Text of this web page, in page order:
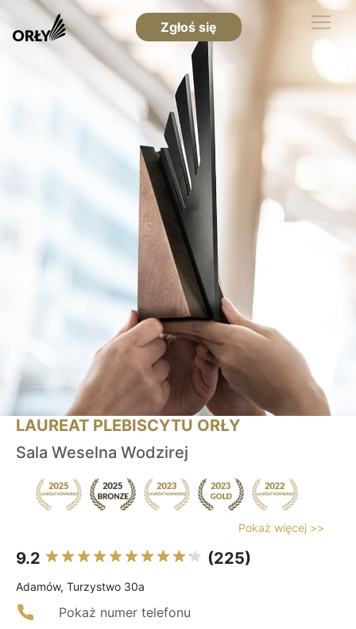
Zgłoś się
LAUREAT PLEBISCYTU ORŁY
Sala Weselna Wodzirej
Pokaż więcej >>
9.2 (225)
Adamów, Turzystwo 30a
Pokaż numer telefonu